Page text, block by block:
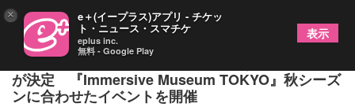
ゴッホ《ひまわり》、モネ《睡蓮》などの追加上映
が決定 『Immersive Museum TOKYO』秋シーズ
ンに合わせたイベントを開催
× e＋(イープラス)アプリ - チケッ
ト・ニュース・スマチケ
eplus inc.
無料 - Google Play
表示